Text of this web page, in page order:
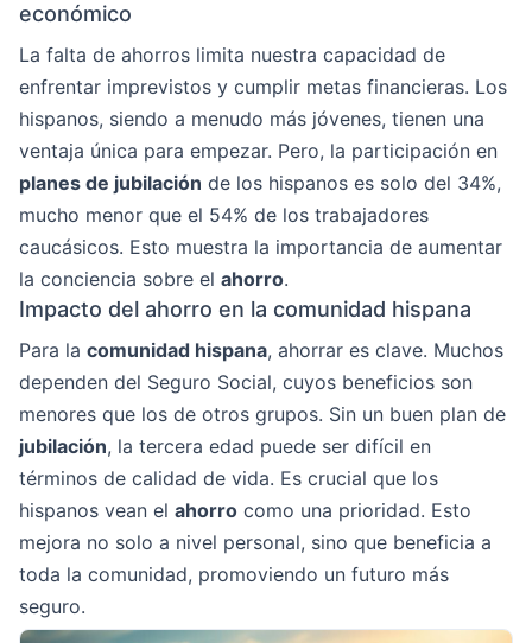
económico
La falta de ahorros limita nuestra capacidad de
enfrentar imprevistos y cumplir metas financieras. Los
hispanos, siendo a menudo más jóvenes, tienen una
ventaja única para empezar. Pero, la participación en
planes de jubilación de los hispanos es solo del 34%,
mucho menor que el 54% de los trabajadores
caucásicos. Esto muestra la importancia de aumentar
la conciencia sobre el ahorro.
Impacto del ahorro en la comunidad hispana
Para la comunidad hispana, ahorrar es clave. Muchos
dependen del Seguro Social, cuyos beneficios son
menores que los de otros grupos. Sin un buen plan de
jubilación, la tercera edad puede ser difícil en
términos de calidad de vida. Es crucial que los
hispanos vean el ahorro como una prioridad. Esto
mejora no solo a nivel personal, sino que beneficia a
toda la comunidad, promoviendo un futuro más
seguro.